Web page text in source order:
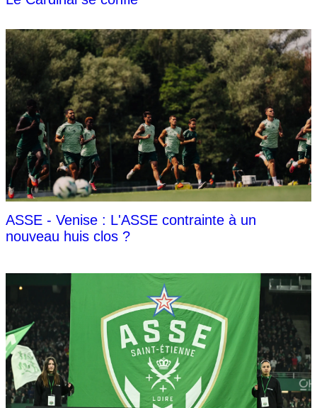
ASSE - Venise : L'ASSE contrainte à un
nouveau huis clos ?